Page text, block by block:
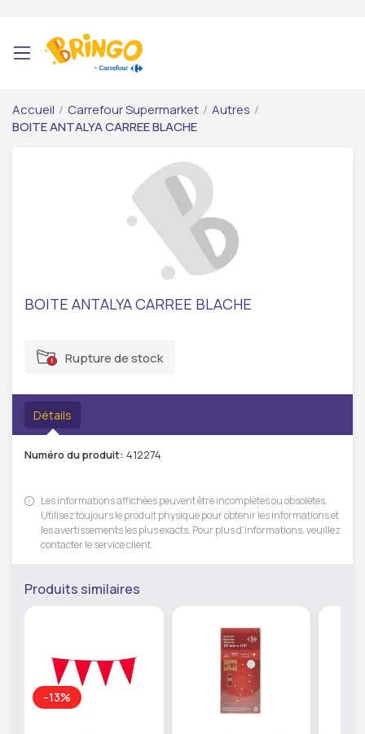
Accueil / Carrefour Supermarket / Autres /
BOITE ANTALYA CARREE BLACHE
BOITE ANTALYA CARREE BLACHE
Rupture de stock
Détails
Numéro du produit: 412274
Les informations affichées peuvent être incomplètes ou obsolètes.
Utilisez toujours le produit physique pour obtenir les informations et
les avertissements les plus exacts. Pour plus d'informations, veuillez
contacter le service client.
Produits similaires
-13%